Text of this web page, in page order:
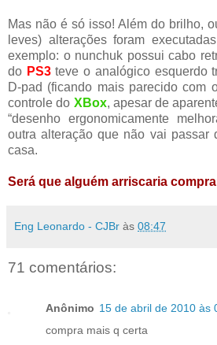
Mas não é só isso! Além do brilho,
leves) alterações foram
exemplo: o nunchuk possui cabo
do PS3teve o analógico esquerdo
D-pad (ficando mais parecido com
controle do XBox, apesar de
“desenho ergonomicamente
outra alteração que não vai passar
casa.
Será que alguém arriscaria
Eng Leonardo - CJBr às 08:47
71 comentários:
Anônimo 15 de abril de 2010 às
compra mais q certa